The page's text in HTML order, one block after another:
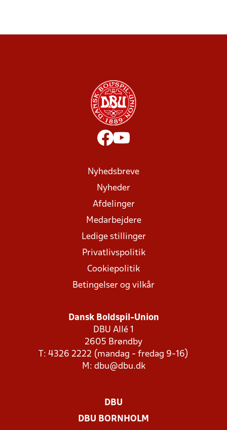
Nyhedsbreve
Nyheder
Afdelinger
Medarbejdere
Ledige stillinger
Privatlivspolitik
Cookiepolitik
Betingelser og vilkår
Dansk Boldspil-Union
DBU Allé 1
2605 Brøndby
T: 4326 2222 (mandag - fredag 9-16)
M: dbu@dbu.dk
DBU
DBU BORNHOLM